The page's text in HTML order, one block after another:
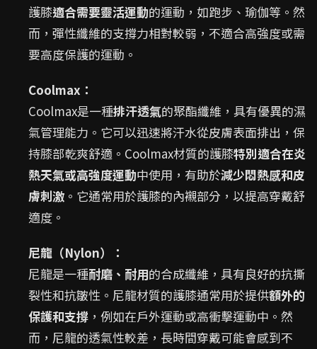
護膝適合需要靈活運動的運動，如跑步、瑜伽等。然
而，彈性纖維的支撐力相對較弱，不適合高強度或需
要高度保護的運動。
Coolmax：
Coolmax是一種排汗透氣的聚酯纖維，具有優異的濕
氣管理能力。它可以迅速將汗水從皮膚表面排出，保
持膝部乾爽舒適。Coolmax材質的護膝特別適合在炎
熱天氣或高強度運動中使用，有助於減少悶熱感和皮
膚刺激 。它通常用於護膝的內襯部分，以提高穿戴舒
適度。
尼龍（Nylon）：
尼龍是一種耐磨、耐用的合成纖維，具有良好的抗撕
裂性和抗皺性。尼龍材質的護膝通常用於提供額外的
保護和支撐 ，例如在戶外運動或高衝擊運動中。然
而，尼龍的透氣性較差，長時間穿戴可能會感到不